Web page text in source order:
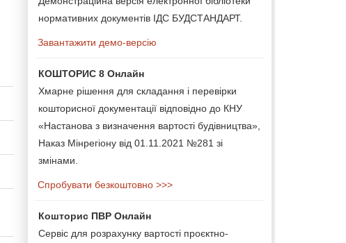
нормативних документів ІДС БУДСТАНДАРТ.
Завантажити демо-версію
КОШТОРИС 8 Онлайн
Хмарне рішення для складання і перевірки
кошторисної документації відповідно до КНУ
«Настанова з визначення вартості будівництва»,
Наказ Мінрегіону від 01.11.2021 №281 зі
змінами.
Спробувати безкоштовно >>>
Кошторис ПВР Онлайн
Сервіс для розрахунку вартості проєктно-